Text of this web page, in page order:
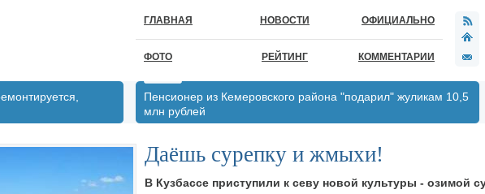
ГЛАВНАЯ НОВОСТИ ОФИЦИАЛЬНО
ФОТО РЕЙТИНГ КОММЕНТАРИИ
Пенсионер из Кемеровского района "подарил" жуликам 10,5
млн рублей
Даёшь сурепку и жмыхи!
В Кузбассе приступили к севу новой культуры - озимой